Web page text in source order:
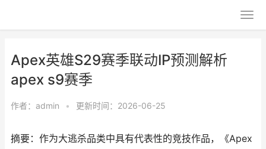
Apex英雄S29赛季联动IP预测解析
apex s9赛季
作者： admin • 更新时间：2026-06-25
摘要：作为大逃杀品类中具有代表性的竞技作品，《Apex